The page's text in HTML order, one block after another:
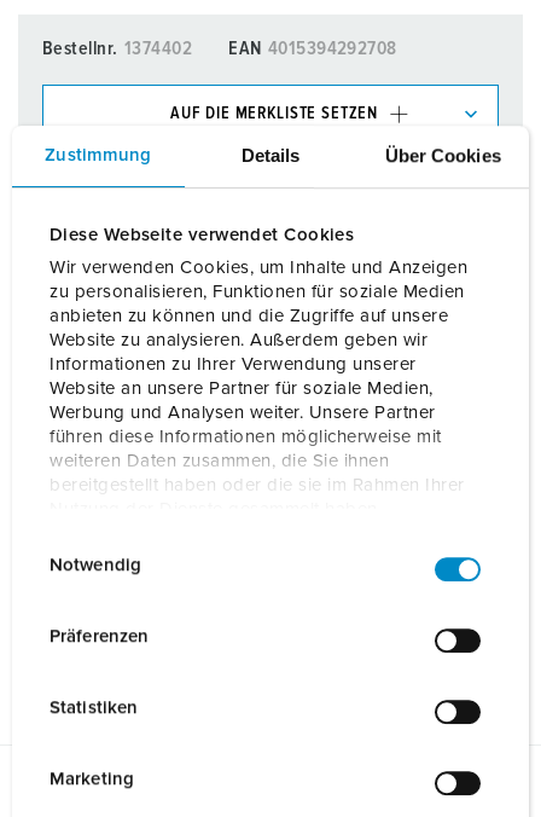
Zustimmung Details Über Cookies
Diese Webseite verwendet Cookies
Wir verwenden Cookies, um Inhalte und Anzeigen
zu personalisieren, Funktionen für soziale Medien
anbieten zu können und die Zugriffe auf unsere
Website zu analysieren. Außerdem geben wir
Informationen zu Ihrer Verwendung unserer
Website an unsere Partner für soziale Medien,
Werbung und Analysen weiter. Unsere Partner
führen diese Informationen möglicherweise mit
weiteren Daten zusammen, die Sie ihnen
bereitgestellt haben oder die sie im Rahmen Ihrer
Notwendig
Präferenzen
Statistiken
Marketing
Bestellnr. 1374402 EAN 4015394292708
AUF DIE MERKLISTE SETZEN
Unsere Produkte können Sie im Bereich
Merkliste/Warenkorb in verschiedenen Listen verwalten.
Meine Liste(0)
NEUE LISTE ERSTELLEN
Details